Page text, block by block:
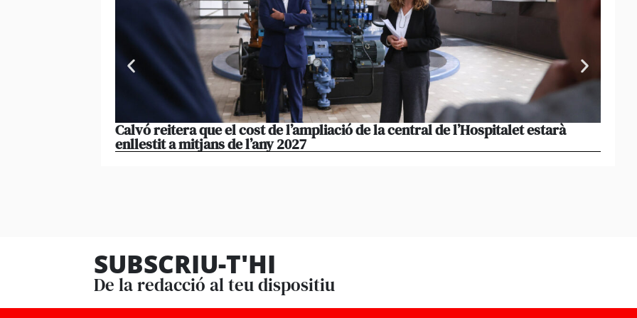
Calvó reitera que el cost de l’ampliació de la central de l’Hospitalet estarà
enllestit a mitjans de l’any 2027
SUBSCRIU-T'HI
De la redacció al teu dispositiu